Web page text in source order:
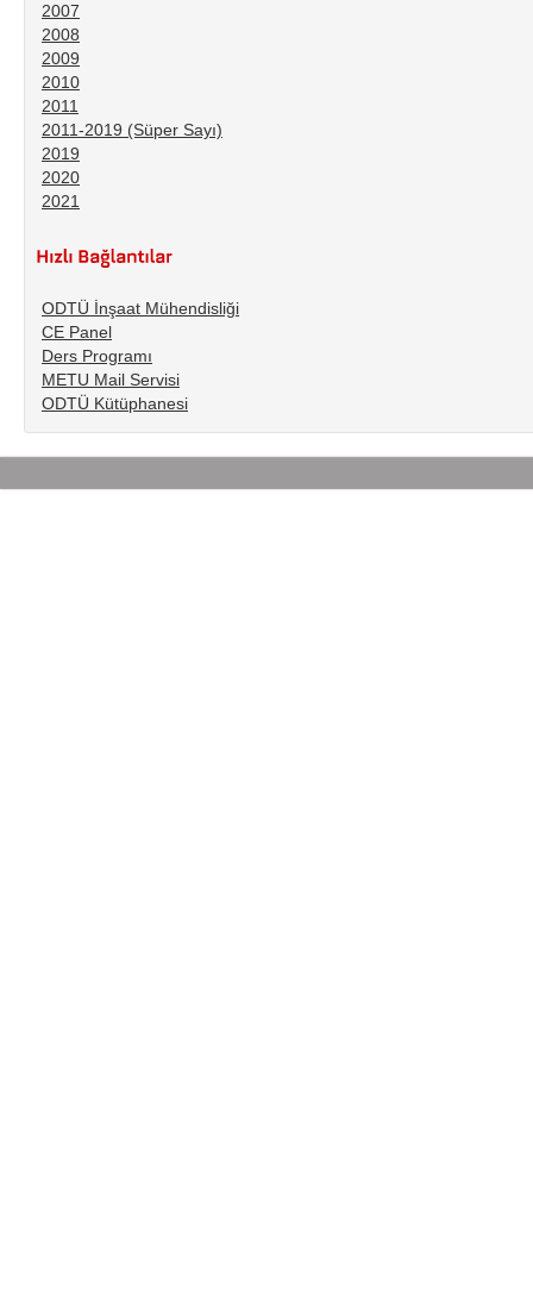
2007
2008
2009
2010
2011
2011-2019 (Süper Sayı)
2019
2020
2021
ODTÜ İnşaat Mühendisliği
CE Panel
Ders Programı
METU Mail Servisi
ODTÜ Kütüphanesi